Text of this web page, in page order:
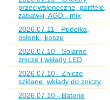
przeciwsłoneczne, portfele,
zabawki, AGD - mix
2026.07.11 - Pudełka,
osłonki, kosze
2026.07.10 - Solarne
znicze i wkłady LED
2026.07.10 - Znicze
szklane, wkłady do zniczy
2026.07.10 - Baterie